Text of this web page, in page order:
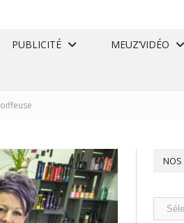
PUBLICITÉ MEUZ’VIDÉO
NOS
Nos
articles